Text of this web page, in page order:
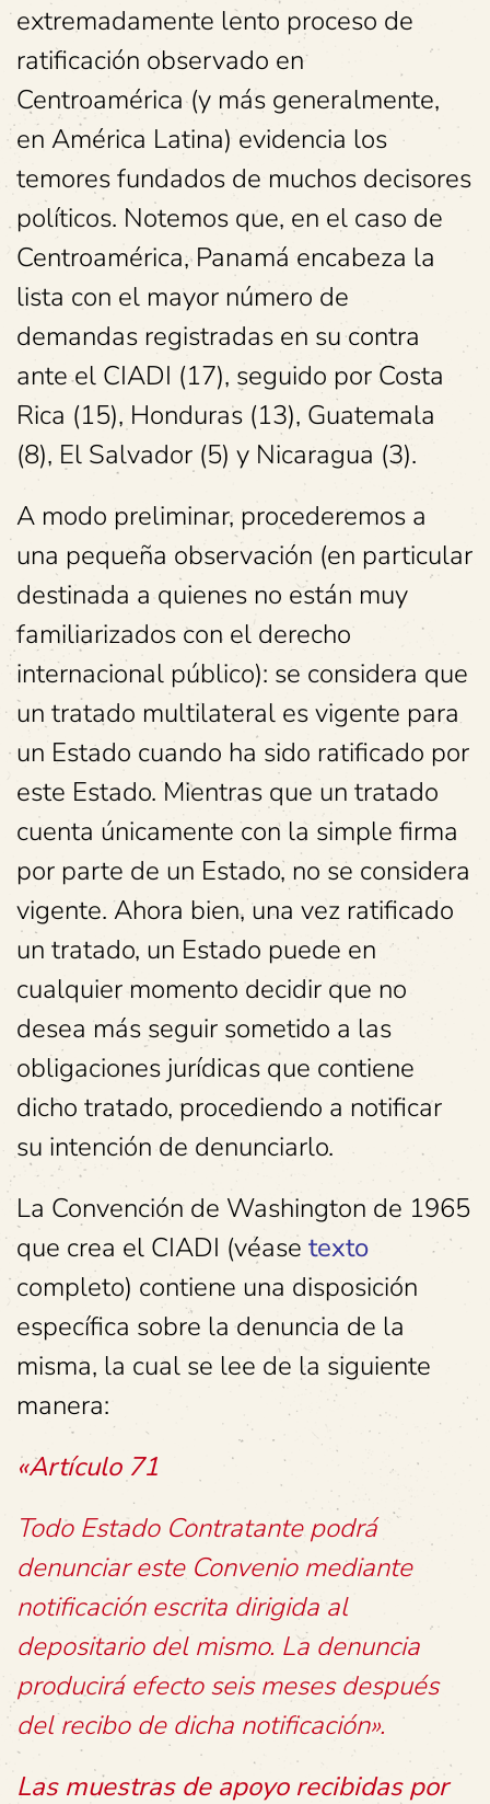
extremadamente lento proceso de
ratificación observado en
Centroamérica (y más generalmente,
en América Latina) evidencia los
temores fundados de muchos decisores
políticos. Notemos que, en el caso de
Centroamérica, Panamá encabeza la
lista con el mayor número de
demandas registradas en su contra
ante el CIADI (17), seguido por Costa
Rica (15), Honduras (13), Guatemala
(8), El Salvador (5) y Nicaragua (3).
A modo preliminar, procederemos a
una pequeña observación (en particular
destinada a quienes no están muy
familiarizados con el derecho
internacional público): se considera que
un tratado multilateral es vigente para
un Estado cuando ha sido ratificado por
este Estado. Mientras que un tratado
cuenta únicamente con la simple firma
por parte de un Estado, no se considera
vigente. Ahora bien, una vez ratificado
un tratado, un Estado puede en
cualquier momento decidir que no
desea más seguir sometido a las
obligaciones jurídicas que contiene
dicho tratado, procediendo a notificar
su intención de denunciarlo.
La Convención de Washington de 1965
que crea el CIADI (véase texto
completo) contiene una disposición
específica sobre la denuncia de la
misma, la cual se lee de la siguiente
manera:
«Artículo 71
Todo Estado Contratante podrá
denunciar este Convenio mediante
notificación escrita dirigida al
depositario del mismo. La denuncia
producirá efecto seis meses después
del recibo de dicha notificación».
Las muestras de apoyo recibidas por